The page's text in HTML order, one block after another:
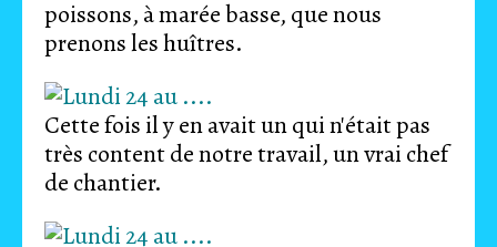
poissons, à marée basse, que nous
prenons les huîtres.
Cette fois il y en avait un qui n'était pas
très content de notre travail, un vrai chef
de chantier.